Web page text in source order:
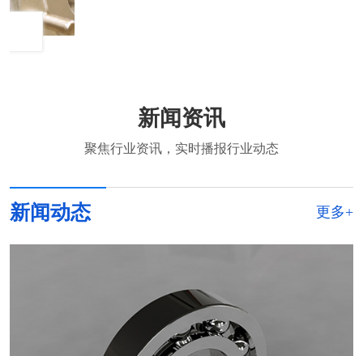
新闻资讯
聚焦行业资讯，实时播报行业动态
新闻动态 更多+